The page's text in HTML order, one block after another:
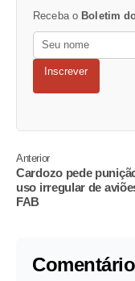
Receba o Boletim
Inscrever
Anterior
Cardozo pede
uso irregular de
FAB